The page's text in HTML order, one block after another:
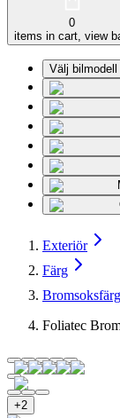
0
items in cart, view
Välj bilmodell
Exteriör
Färg
Bromsoksfärg
Foliatec
+2